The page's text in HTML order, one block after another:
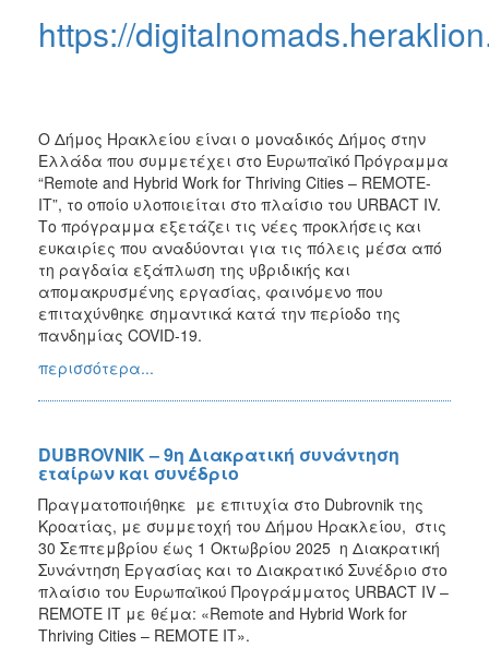
ΠΟΛΙΤΙΣΜΟΣ
ΑΝΘΕΚΤΙΚΗ
ΠΟΛΗ
https://
Ο Δήμος Ηρακλείου είναι ο μοναδικός Δήμος στην
Ελλάδα που συμμετέχει στο Ευρωπαϊκό Πρόγραμμα
“Remote and Hybrid Work for Thriving Cities – REMOTE-
IT”, το οποίο υλοποιείται στο πλαίσιο του URBACT IV.
Το πρόγραμμα εξετάζει τις νέες προκλήσεις και
ευκαιρίες που αναδύονται για τις πόλεις μέσα από
τη ραγδαία εξάπλωση της υβριδικής και
απομακρυσμένης εργασίας, φαινόμενο που
επιταχύνθηκε σημαντικά κατά την περίοδο της
πανδημίας COVID-19.
περισσότερα...
DUBROVNIK – 9η Διακρατική συνάντηση
εταίρων και συνέδριο
Πραγματοποιήθηκε με επιτυχία στο Dubrovnik της
Κροατίας, με συμμετοχή του Δήμου Ηρακλείου, στις
30 Σεπτεμβρίου έως 1 Οκτωβρίου 2025 η Διακρατική
Συνάντηση Εργασίας και το Διακρατικό Συνέδριο στο
πλαίσιο του Ευρωπαϊκού Προγράμματος URBACT IV –
REMOTE IT με θέμα: «Remote and Hybrid Work for
Thriving Cities – REMOTE IT».